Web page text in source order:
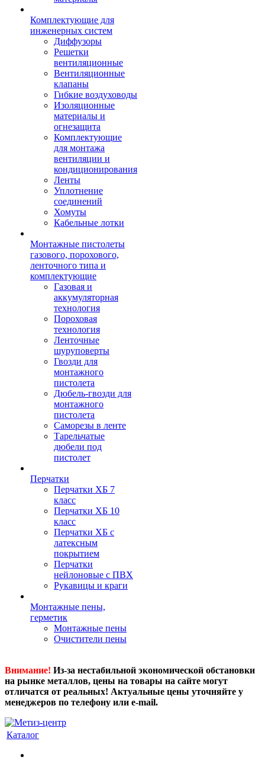
Комплектующие для
инженерных систем
Диффузоры
Решетки
вентиляционные
Вентиляционные
клапаны
Гибкие воздуховоды
Изоляционные
материалы и
огнезащита
Комплектующие
для монтажа
вентиляции и
кондиционирования
Ленты
Уплотнение
соединений
Хомуты
Кабельные лотки
Монтажные пистолеты
газового, порохового,
ленточного типа и
комплектующие
Газовая и
аккумуляторная
технология
Пороховая
технология
Ленточные
шуруповерты
Гвозди для
монтажного
пистолета
Дюбель-гвозди для
монтажного
пистолета
Саморезы в ленте
Тарельчатые
дюбели под
пистолет
Перчатки
Перчатки ХБ 7
класс
Перчатки ХБ 10
класс
Перчатки ХБ с
латексным
покрытием
Перчатки
нейлоновые с ПВХ
Рукавицы и краги
Монтажные пены,
герметик
Монтажные пены
Очистители пены
Внимание! Из-за нестабильной экономической обстановки
на рынке металлов, цены на товары на сайте могут
отличатся от реальных! Актуальные цены уточняйте у
менеджеров по телефону или e-mail.
Каталог